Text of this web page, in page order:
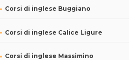
Corsi di inglese Buggiano
Corsi di inglese Calice Ligure
Corsi di inglese Massimino